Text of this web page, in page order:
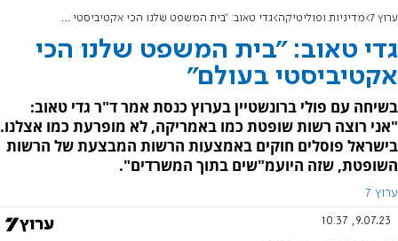
ערוץ 7 מדיניות ופוליטיקה גדי טאוב: "בית המשפט שלנו הכי אקטיביסטי בעולם"
גדי טאוב: "בית המשפט שלנו הכי
אקטיביסטי בעולם"
בשיחה עם פולי ברונשטיין בערוץ כנסת אמר ד"ר גדי טאוב:
"אני רוצה רשות שופטת כמו באמריקה, לא מופרעת כמו אצלנו.
בישראל פוסלים חוקים באמצעות הרשות המבצעת של הרשות
השופטת, שזה היועמ"שים בתוך המשרדים".
ערוץ 7
9.07.23, 10:37